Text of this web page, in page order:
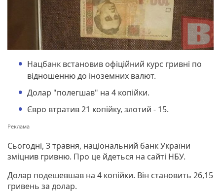
Нацбанк встановив офіційний курс гривні по
відношенню до іноземних валют.
Долар "полегшав" на 4 копійки.
Євро втратив 21 копійку, злотий - 15.
Сьогодні, 3 травня, національний банк України
зміцнив гривню. Про це йдеться на сайті НБУ.
Долар подешевшав на 4 копійки. Він становить 26,15
гривень за долар.